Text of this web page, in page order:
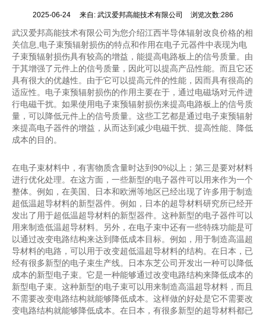
2025-06-24 来自:武汉爱邦高能技术有限公司 浏览次数:286
武汉爱邦高能技术有限公司为您介绍江西半导体辐射改良价格的相
关信息,电子束预辐射损伤的特点和作用在电子元器件中表现为电
子束预辐射损伤具有较高的增益，能提高电路板上的信号质量。由
于其增强了元件上的信号质量，因此可以提高产品性能。而且它还
具有很大的优越性。由于它可以提高元件的性能，因而具有很高的
适应性。电子束预辐射损伤的作用主要在于，通过电磁场对元件进
行电磁干扰。如果使用电子束预辐射损伤来提高电路板上的信号质
量，可以降低元件上的信号质量。这些工艺都是通过电子束预辐射
来提高电子器件的增益，从而达到减少电磁干扰、提高性能、降低
成本的目的。
在电子束材料中，有害物质含量时达到90%以上；第三是要对材料
进行优化处理。在这方面，一些新型的电子器件可以用来作为一个
整体。例如，在美国、日本和欧洲等地区已经出现了许多用于制造
超低温超导材料的新型器件。例如，日本的超导材料研究所已经开
发出了用于超低温超导材料的新型器件。这种新型的电子器件可以
用来制造低温超导材料。另外，在电子束中还有一些特殊功能是可
以通过改变电路结构来达到降低成本目标。例如，用于制造高温超
导材料的电路，可以用于改变超低温超导材料的结构。在日本，已
经有很多新型的电子束生产线。日本东芝公司开发出一种可以降低
成本的新型电子束。它是一种能够通过改变电路结构来降低成本的
新型电子束。这种新型的电子束可以用来制造高温超导材料，而且
不需要改变电路结构就能够降低成本。这样做的好处是它不需要改
变电路结构就能够降低成本。在日本，有很多新型的超导材料都已